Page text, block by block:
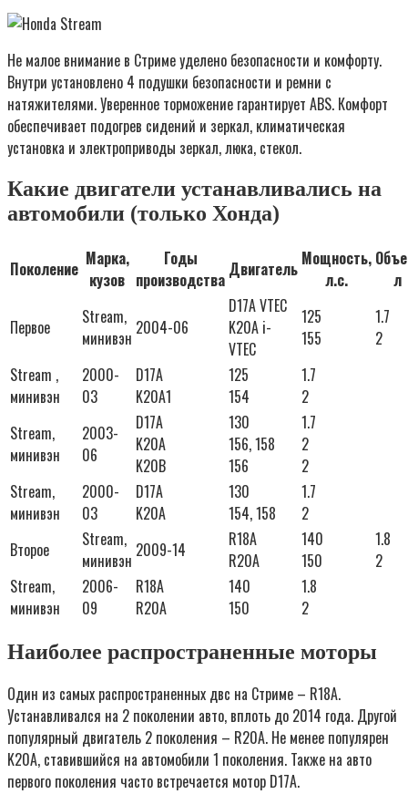
Не малое внимание в Стриме уделено безопасности и комфорту.
Внутри установлено 4 подушки безопасности и ремни с
натяжителями. Уверенное торможение гарантирует ABS. Комфорт
обеспечивает подогрев сидений и зеркал, климатическая
установка и электроприводы зеркал, люка, стекол.
Какие двигатели устанавливались на
автомобили (только Хонда)
Поколение Марка,
кузов
Годы
производства Двигатель Мощность,
л.с.
л
Первое
Stream,
минивэн 2004-06
D17A VTEC
K20A i-
VTEC
125
155
1.7
2
Stream ,
минивэн
2000-
03
D17A
K20A1
125
154
1.7
2
Stream,
минивэн
2003-
06
D17A
K20A
K20B
130
156, 158
156
1.7
2
2
Stream,
минивэн
2000-
03
D17A
K20A
130
154, 158
1.7
2
Второе
Stream,
минивэн 2009-14
R18A
R20A
140
150
1.8
2
Stream,
минивэн
2006-
09
R18A
R20A
140
150
1.8
2
Наиболее распространенные моторы
Один из самых распространенных двс на Стриме – R18A.
Устанавливался на 2 поколении авто, вплоть до 2014 года. Другой
популярный двигатель 2 поколения – R20A. Не менее популярен
K20A, ставившийся на автомобили 1 поколения. Также на авто
первого поколения часто встречается мотор D17A.